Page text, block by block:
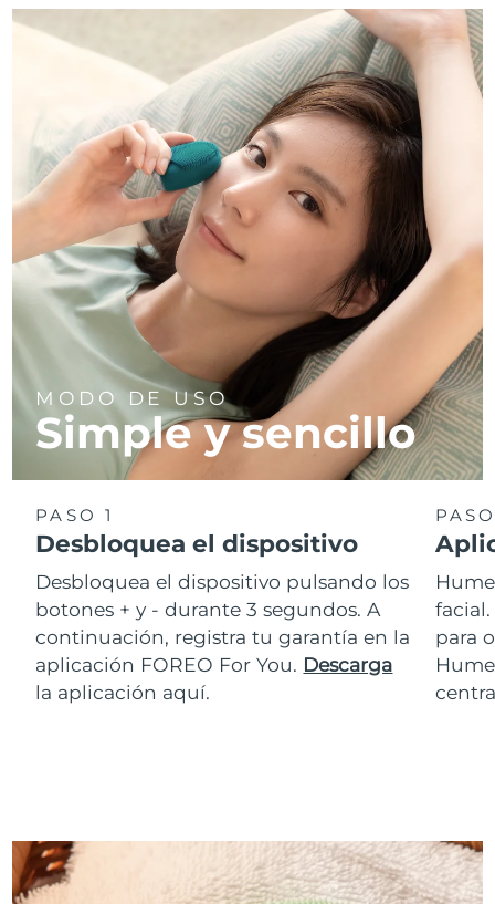
MODO DE USO
Simple y sencillo
PASO 1
Desbloquea el dispositivo
Desbloquea el dispositivo pulsando los
botones + y - durante 3 segundos. A
continuación, registra tu garantía en la
aplicación FOREO For You. Descarga
la aplicación aquí.
facial.
para